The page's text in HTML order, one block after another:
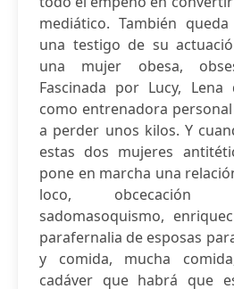
mediático. También
una testigo de su
una mujer obesa,
Fascinada por Lucy,
como entrenadora
a perder unos kilos. Y
estas dos mujeres
pone en marcha una
loco, obcecación
sadomasoquismo,
parafernalia de esposas
y comida, mucha
cadáver que habrá que